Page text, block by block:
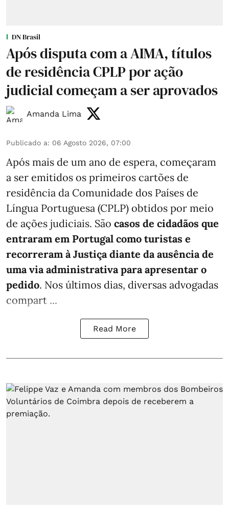
DN Brasil
Após disputa com a AIMA, títulos
de residência CPLP por ação
judicial começam a ser aprovados
Amanda Lima
Publicado a: 06 Agosto 2026, 07:00
Após mais de um ano de espera, começaram
a ser emitidos os primeiros cartões de
residência da Comunidade dos Países de
Língua Portuguesa (CPLP) obtidos por meio
de ações judiciais. São casos de cidadãos que
entraram em Portugal como turistas e
recorreram à Justiça diante da ausência de
uma via administrativa para apresentar o
pedido. Nos últimos dias, diversas advogadas
compart ...
Read More